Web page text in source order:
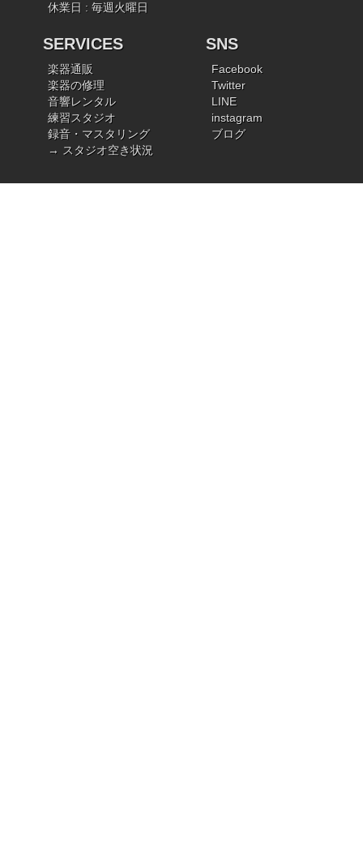
休業日 : 毎週火曜日
SERVICES
楽器通販
楽器の修理
音響レンタル
練習スタジオ
録音・マスタリング
→ スタジオ空き状況
SNS
Facebook
Twitter
LINE
instagram
ブログ